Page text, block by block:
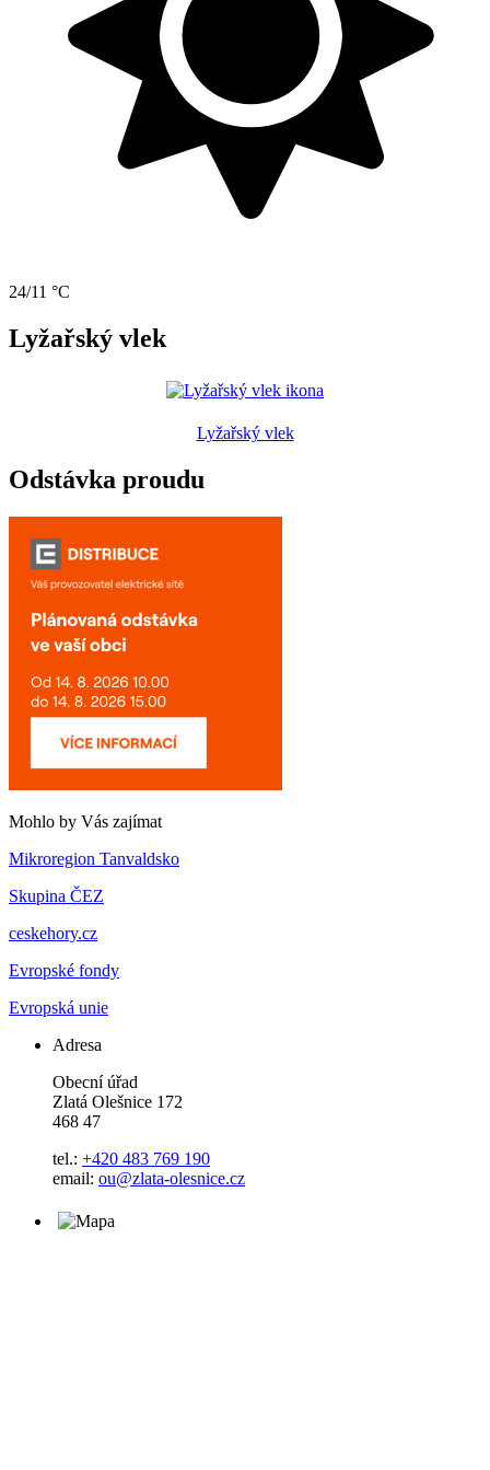
24/11 °C
Lyžařský vlek
Lyžařský vlek
Odstávka proudu
Mohlo by Vás zajímat
Mikroregion Tanvaldsko
Skupina ČEZ
ceskehory.cz
Evropské fondy
Evropská unie
Adresa
Obecní úřad
Zlatá Olešnice 172
468 47
tel.: +420 483 769 190
email: ou@zlata-olesnice.cz